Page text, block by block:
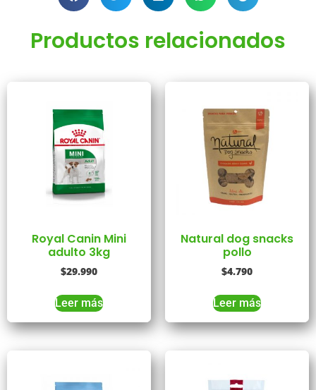
Productos relacionados
Royal Canin Mini
adulto 3kg
$29.990
Leer más
Natural dog snacks
pollo
$4.790
Leer más